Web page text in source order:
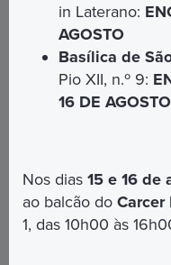
Il nostro
l'ingresso della
(Piazza dei Santi
E' obbligatorio
visita guidata
di check-in
Orari del tour:il
Giorni disponibili:
in Laterano:
AGOSTO
Basílica de
Pio XII, n.º 9:
16 DE AGOSTO
Nos dias15 e 16 de
ao balcão doCarcer
1, das 10h00 às